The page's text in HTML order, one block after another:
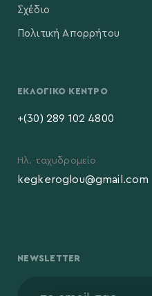
Σχέδιο
Πολιτική Απορρήτου
ΕΚΛΟΓΙΚΌ ΚΈΝΤΡΟ
+(30) 289 102 4800
Ηλ. ταχυδρομείο
kegkeroglou@gmail.com
NEWSLETTER